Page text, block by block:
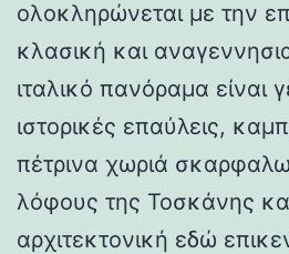
ολοκληρώνεται με την
κλασική και
ιταλικό πανόραμα είναι
ιστορικές επαύλεις,
πέτρινα χωριά
λόφους της Τοσκάνης
αρχιτεκτονική εδώ